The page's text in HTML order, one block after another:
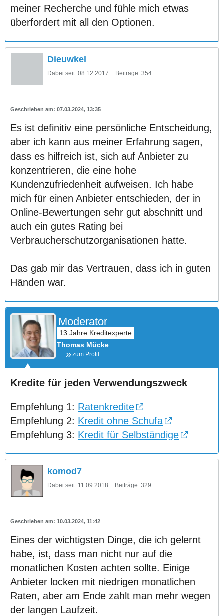
meiner Recherche und fühle mich etwas
überfordert mit all den Optionen.
Dieuwkel
Dabei seit: 08.12.2017 Beiträge: 354
07.03.2024, 13:35
Es ist definitiv eine persönliche Entscheidung,
aber ich kann aus meiner Erfahrung sagen,
dass es hilfreich ist, sich auf Anbieter zu
konzentrieren, die eine hohe
Kundenzufriedenheit aufweisen. Ich habe
mich für einen Anbieter entschieden, der in
Online-Bewertungen sehr gut abschnitt und
auch ein gutes Rating bei
Verbraucherschutzorganisationen hatte.
Das gab mir das Vertrauen, dass ich in guten
Händen war.
Moderator
Thomas Mücke
zum Profil
Kredite für jeden Verwendungszweck
Empfehlung 1: Ratenkredite
Empfehlung 2: Kredit ohne Schufa
Empfehlung 3: Kredit für Selbständige
komod7
Dabei seit: 11.09.2018 Beiträge: 329
10.03.2024, 11:42
Eines der wichtigsten Dinge, die ich gelernt
habe, ist, dass man nicht nur auf die
monatlichen Kosten achten sollte. Einige
Anbieter locken mit niedrigen monatlichen
Raten, aber am Ende zahlt man mehr wegen
der langen Laufzeit.